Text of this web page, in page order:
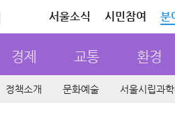
서울소식 시민참여 분
경제 교통 환경
정책소개 문화예술 서울시립과